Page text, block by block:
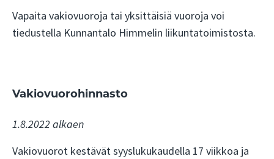
Vapaita vakiovuoroja tai yksittäisiä vuoroja voi
tiedustella Kunnantalo Himmelin liikuntatoimistosta.
Vakiovuorohinnasto
1.8.2022 alkaen
Vakiovuorot kestävät syyslukukaudella 17 viikkoa ja